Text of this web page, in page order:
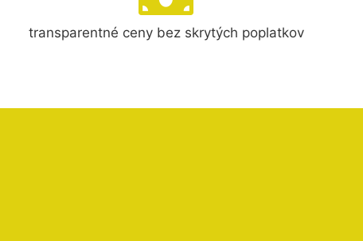
transparentné ceny bez skrytých poplatkov